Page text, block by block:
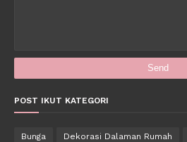
POST IKUT KATEGORI
Bunga Dekorasi Dalaman Rumah